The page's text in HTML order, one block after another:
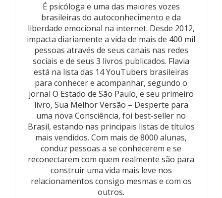
É psicóloga e uma das maiores vozes
brasileiras do autoconhecimento e da
liberdade emocional na internet. Desde 2012,
impacta diariamente a vida de mais de 400 mil
pessoas através de seus canais nas redes
sociais e de seus 3 livros publicados. Flavia
está na lista das 14 YouTubers brasileiras
para conhecer e acompanhar, segundo o
jornal O Estado de São Paulo, e seu primeiro
livro, Sua Melhor Versão – Desperte para
uma nova Consciência, foi best-seller no
Brasil, estando nas principais listas de títulos
mais vendidos. Com mais de 8000 alunas,
conduz pessoas a se conhecerem e se
reconectarem com quem realmente são para
construir uma vida mais leve nos
relacionamentos consigo mesmas e com os
outros.